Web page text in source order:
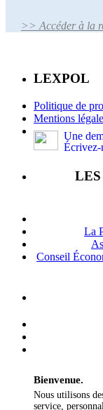
>> Accéder à la
LEXPOL
Politique de
Mentions
Une
Écrivez-
La
Conseil
Bienvenue.
Nous utilisons
service,